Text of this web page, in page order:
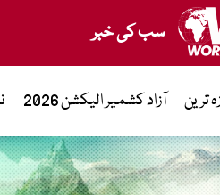
سب کی خبر
ترین آزاد کشمیر الیکشن 2026